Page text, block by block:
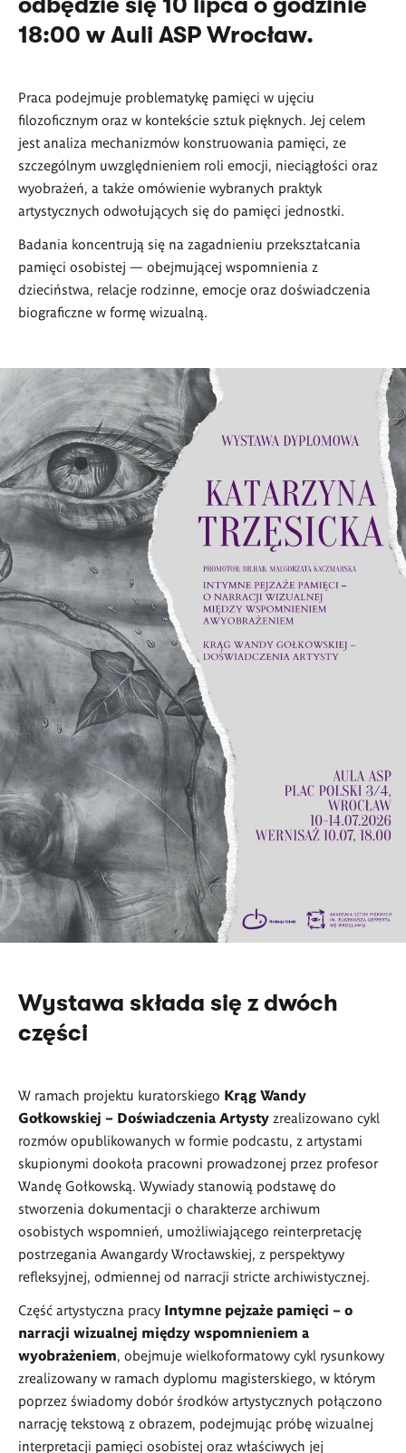
18:00 w Auli ASP Wrocław.
Praca podejmuje problematykę pamięci w ujęciu
filozoficznym oraz w kontekście sztuk pięknych. Jej celem
jest analiza mechanizmów konstruowania pamięci, ze
szczególnym uwzględnieniem roli emocji, nieciągłości oraz
wyobrażeń, a także omówienie wybranych praktyk
artystycznych odwołujących się do pamięci jednostki.
Badania koncentrują się na zagadnieniu przekształcania
pamięci osobistej — obejmującej wspomnienia z
dzieciństwa, relacje rodzinne, emocje oraz doświadczenia
biograficzne w formę wizualną.
Wystawa składa się z dwóch
części
W ramach projektu kuratorskiego Krąg Wandy
Gołkowskiej – Doświadczenia Artysty zrealizowano cykl
rozmów opublikowanych w formie podcastu, z artystami
skupionymi dookoła pracowni prowadzonej przez profesor
Wandę Gołkowską. Wywiady stanowią podstawę do
stworzenia dokumentacji o charakterze archiwum
osobistych wspomnień, umożliwiającego reinterpretację
postrzegania Awangardy Wrocławskiej, z perspektywy
refleksyjnej, odmiennej od narracji stricte archiwistycznej.
Część artystyczna pracy Intymne pejzaże pamięci – o
narracji wizualnej między wspomnieniem a
wyobrażeniem, obejmuje wielkoformatowy cykl rysunkowy
zrealizowany w ramach dyplomu magisterskiego, w którym
poprzez świadomy dobór środków artystycznych połączono
narrację tekstową z obrazem, podejmując próbę wizualnej
interpretacji pamięci osobistej oraz właściwych jej